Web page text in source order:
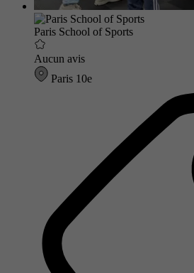
Paris School of Sports
Aucun avis
Paris 10e